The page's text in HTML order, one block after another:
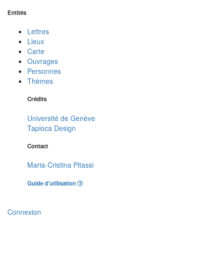
Entités
Lettres
Lieux
Carte
Ouvrages
Personnes
Thèmes
Crédits
Université de Genève
Tapioca Design
Contact
Maria-Cristina Pitassi
Guide d'utilisation
Connexion